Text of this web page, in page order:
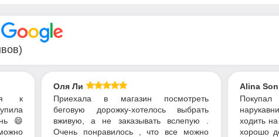
к
😄
Оля Ли
Приехала в магазин посмотреть
беговую дорожку-хотелось выбрать
вживую, а не заказывать вслепую .
Очень понравилось , что все можно
Alina Son
ходить
хорошо